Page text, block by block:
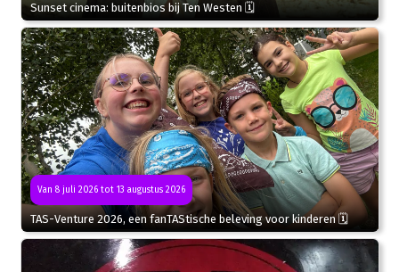
Sunset cinema: buitenbios bij Ten Westen 🗓
Van 8 juli 2026 tot 13 augustus 2026
TAS-Venture 2026, een fanTAStische beleving voor kinderen 🗓